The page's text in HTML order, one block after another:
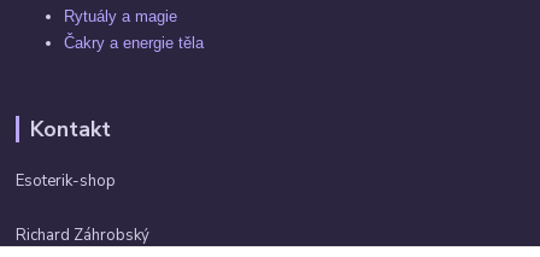
Rytuály a magie
Čakry a energie těla
Kontakt
Esoterik-shop
Richard Záhrobský